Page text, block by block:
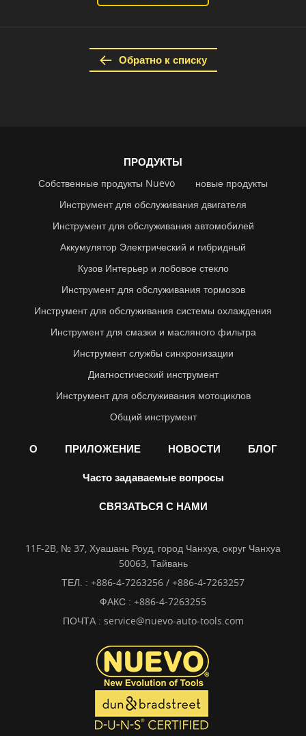
Обратно к списку
ПРОДУКТЫ
Собственные продукты Nuevo
новые продукты
Инструмент для обслуживания двигателя
Инструмент для обслуживания автомобилей
Аккумулятор Электрический и гибридный
Кузов Интерьер и лобовое стекло
Инструмент для обслуживания тормозов
Инструмент для обслуживания системы охлаждения
Инструмент для смазки и масляного фильтра
Инструмент службы синхронизации
Диагностический инструмент
Инструмент для обслуживания мотоциклов
Общий инструмент
О ПРИЛОЖЕНИЕ НОВОСТИ БЛОГ
Часто задаваемые вопросы
СВЯЗАТЬСЯ С НАМИ
11F-2B, № 37, Хуашань Роуд, город Чанхуа, округ Чанхуа
50063, Тайвань
ТЕЛ. : +886-4-7263256 / +886-4-7263257
ФАКС : +886-4-7263255
ПОЧТА : service@nuevo-auto-tools.com